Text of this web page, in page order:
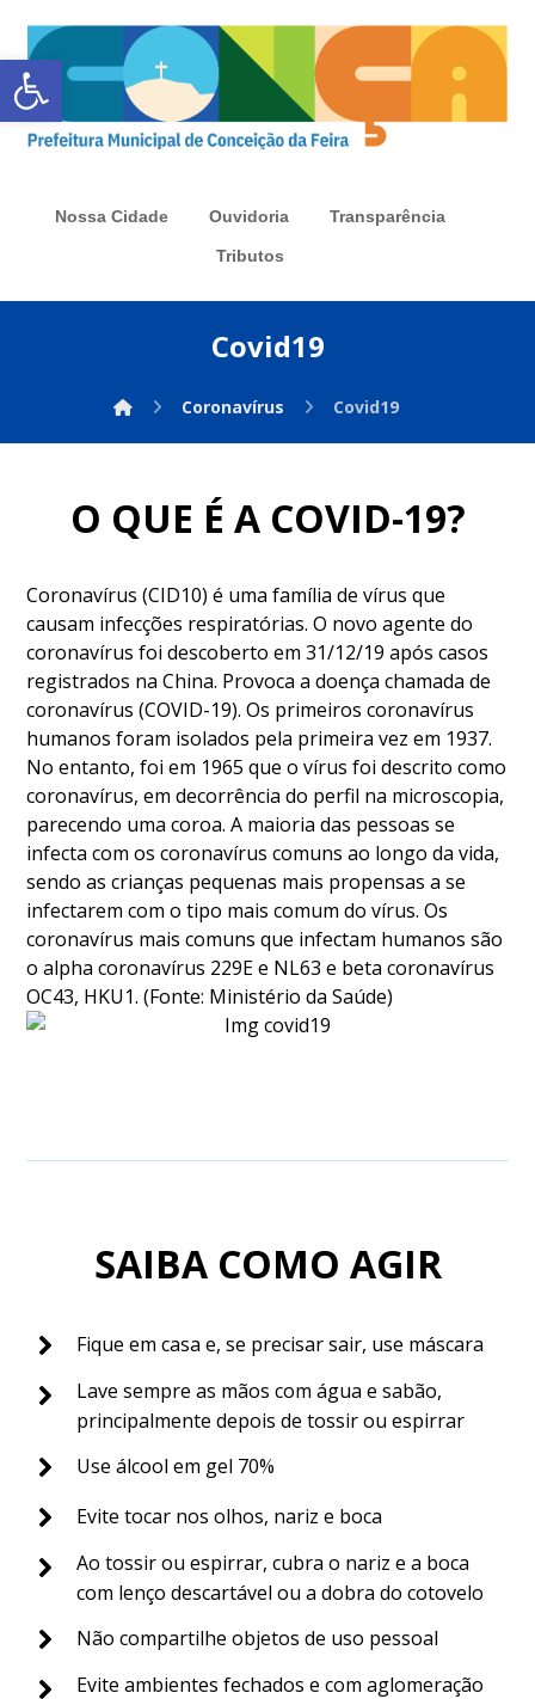
Abrir a barra de ferramentas
Nossa Cidade Ouvidoria Transparência
Tributos
Covid19
Coronavírus Covid19
O QUE É A COVID-19?
Coronavírus (CID10) é uma família de vírus que
causam infecções respiratórias. O novo agente do
coronavírus foi descoberto em 31/12/19 após casos
registrados na China. Provoca a doença chamada de
coronavírus (COVID-19). Os primeiros coronavírus
humanos foram isolados pela primeira vez em 1937.
No entanto, foi em 1965 que o vírus foi descrito como
coronavírus, em decorrência do perfil na microscopia,
parecendo uma coroa. A maioria das pessoas se
infecta com os coronavírus comuns ao longo da vida,
sendo as crianças pequenas mais propensas a se
infectarem com o tipo mais comum do vírus. Os
coronavírus mais comuns que infectam humanos são
o alpha coronavírus 229E e NL63 e beta coronavírus
OC43, HKU1. (Fonte: Ministério da Saúde)
SAIBA COMO AGIR
Fique em casa e, se precisar sair, use máscara
Lave sempre as mãos com água e sabão,
principalmente depois de tossir ou espirrar
Use álcool em gel 70%
Evite tocar nos olhos, nariz e boca
Ao tossir ou espirrar, cubra o nariz e a boca
com lenço descartável ou a dobra do cotovelo
Não compartilhe objetos de uso pessoal
Evite ambientes fechados e com aglomeração